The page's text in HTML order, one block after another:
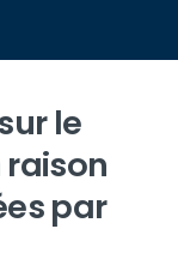
le
par